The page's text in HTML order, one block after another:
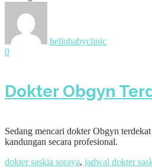
hellobabyclinic
0
Dokter Obgyn
Sedang mencari dokter Obgyn
kandungan secara profesional.
dokter saskia soraya, jadwal dokter